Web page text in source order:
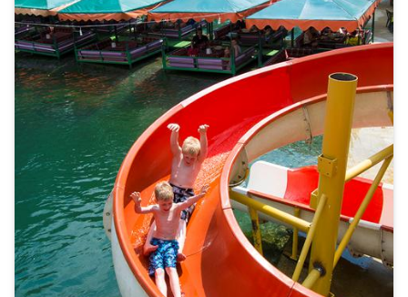
uitleven op de golfbanen. De golfbanen van Antalya
horen namelijk bij de beste van de wereld en hebben een
adembenemend uitzicht. Dankzij de vele luxe hotels vier
je in Alanya ook met kinderen een heerlijke
all inclusive
vakantie. Kun je niet wachten om Alanya te ontdekken?
Bekijk dan onze
last minutes naar Turkijeen voor je het
weet lig jij op je strandbedje of bezoek jeéén van de
vele bezienswaardigheden.
Weer en bezienswaardigheden Alanya
In juni, juli en augustus stijgt het kwik in Alanya tot
tropische waardes richting ruim 30 graden. De
bergrivier Dimçay is dan de ideale plek om verkoeling te